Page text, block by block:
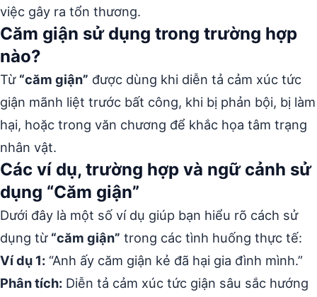
việc gây ra tổn thương.
Căm giận sử dụng trong trường hợp
nào?
Từ “căm giận” được dùng khi diễn tả cảm xúc tức
giận mãnh liệt trước bất công, khi bị phản bội, bị làm
hại, hoặc trong văn chương để khắc họa tâm trạng
nhân vật.
Các ví dụ, trường hợp và ngữ cảnh sử
dụng “Căm giận”
Dưới đây là một số ví dụ giúp bạn hiểu rõ cách sử
dụng từ “căm giận” trong các tình huống thực tế:
Ví dụ 1: “Anh ấy căm giận kẻ đã hại gia đình mình.”
Phân tích: Diễn tả cảm xúc tức giận sâu sắc hướng